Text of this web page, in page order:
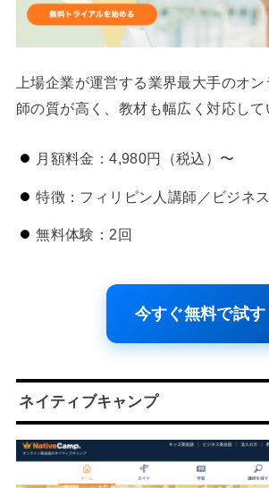
上場企業が運営する業界最大手のオ
師の質が高く、教材も幅広く対応して
月額料金：4,980円（税込）〜
特徴：フィリピン人講師／ビジネ
無料体験：2回
今すぐ無料で試す
ネイティブキャンプ